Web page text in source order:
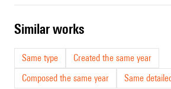
similar works
Same type
Created the same year
Composed the same year
Same